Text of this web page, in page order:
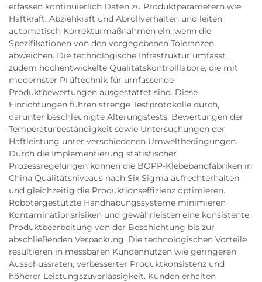
erfassen kontinuierlich Daten zu Produktparametern wie
Haftkraft, Abziehkraft und Abrollverhalten und leiten
automatisch Korrekturmaßnahmen ein, wenn die
Spezifikationen von den vorgegebenen Toleranzen
abweichen. Die technologische Infrastruktur umfasst
zudem hochentwickelte Qualitätskontrolllabore, die mit
modernster Prüftechnik für umfassende
Produktbewertungen ausgestattet sind. Diese
Einrichtungen führen strenge Testprotokolle durch,
darunter beschleunigte Alterungstests, Bewertungen der
Temperaturbeständigkeit sowie Untersuchungen der
Haftleistung unter verschiedenen Umweltbedingungen.
Durch die Implementierung statistischer
Prozessregelungen können die BOPP-Klebebandfabriken in
China Qualitätsniveaus nach Six Sigma aufrechterhalten
und gleichzeitig die Produktionseffizienz optimieren.
Robotergestützte Handhabungssysteme minimieren
Kontaminationsrisiken und gewährleisten eine konsistente
Produktbearbeitung von der Beschichtung bis zur
abschließenden Verpackung. Die technologischen Vorteile
resultieren in messbaren Kundennutzen wie geringeren
Ausschussraten, verbesserter Produktkonsistenz und
höherer Leistungszuverlässigkeit. Kunden erhalten